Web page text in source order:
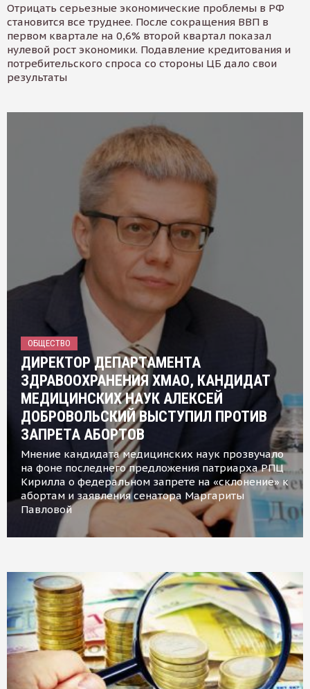
Отрицать серьезные экономические проблемы в РФ
становится все труднее. После сокращения ВВП в
первом квартале на 0,6% второй квартал показал
нулевой рост экономики. Подавление кредитования и
потребительского спроса со стороны ЦБ дало свои
результаты
ОБЩЕСТВО
ДИРЕКТОР ДЕПАРТАМЕНТА
ЗДРАВООХРАНЕНИЯ ХМАО, КАНДИДАТ
МЕДИЦИНСКИХ НАУК АЛЕКСЕЙ
ДОБРОВОЛЬСКИЙ ВЫСТУПИЛ ПРОТИВ
ЗАПРЕТА АБОРТОВ
Мнение кандидата медицинских наук прозвучало
на фоне последнего предложения патриарха РПЦ
Кирилла о федеральном запрете на «склонение» к
абортам и заявления сенатора Маргариты
Павловой